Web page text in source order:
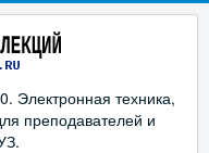
техника,
преподавателей и